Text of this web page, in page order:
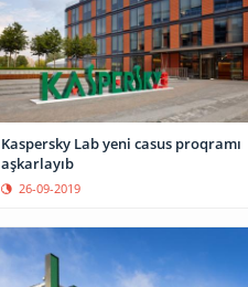
Kaspersky Lab yeni casus proqramı
aşkarlayıb
26-09-2019